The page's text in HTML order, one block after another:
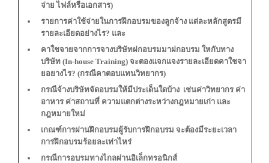
จ่าย ไฟล์หรือเอกสาร)
รายการค่าใช้จ่ายในการฝึกอบรมของลูกจ้าง แต่ละหลักสูตรมี
รายละเอียดอย่างไร? และ
คาใชจายจากการจางบริษัทฝกอบรมมาฝกอบรม ใหกับทาง
บริษัท (In-house Training) จะตองแจกแจงรายละเอียดคาใชจา
ยอยางไร? (กรณีคาตอบแทนวิทยากร)
กรณีจ้างบริษัทจัดอบรมให้มีประเด็นใดบ้าง เช่นค่าวิทยากร ค่า
อาหาร ค่าสถานที่ ความแตกต่างระหว่างกฎหมายเก่า และ
กฎหมายใหม่
เกณฑ์การผ่านฝึกอบรมผู้รับการฝึกอบรม จะต้องมีระยะเวลา
การฝึกอบรมร้อยละเท่าไหร่
กรณีการอบรมทางไกลผ่านอิเล็กทรอนิกส์